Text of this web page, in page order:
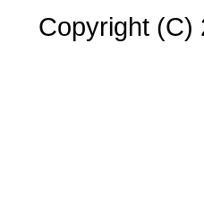
Copyright (C)